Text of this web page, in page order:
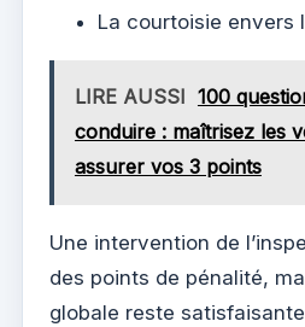
La courtoisie envers
LIRE AUSSI 100
conduire : maîtrisez les
assurer vos 3 points
Une intervention de
des points de pénalité,
globale reste